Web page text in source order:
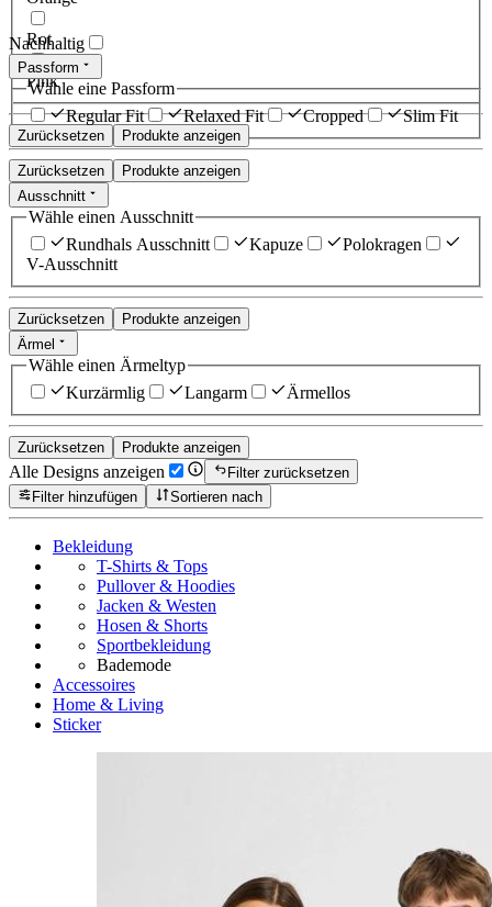
Rot
Pink
Zurücksetzen Produkte anzeigen
Nachhaltig
Passform
Wähle eine Passform
Regular Fit
Relaxed Fit Cropped Slim Fit
Zurücksetzen
Produkte anzeigen
Ausschnitt
Wähle einen Ausschnitt
Rundhals Ausschnitt
Kapuze
Polokragen
V-Ausschnitt
Zurücksetzen
Produkte anzeigen
Ärmel
Wähle einen Ärmeltyp
Kurzärmlig
Langarm Ärmellos
Zurücksetzen Produkte anzeigen
Alle Designs anzeigen
Filter zurücksetzen
Filter hinzufügen
Sortieren nach
Bekleidung
T-Shirts & Tops
Pullover & Hoodies
Jacken & Westen
Hosen & Shorts
Sportbekleidung
Bademode
Accessoires
Home & Living
Sticker